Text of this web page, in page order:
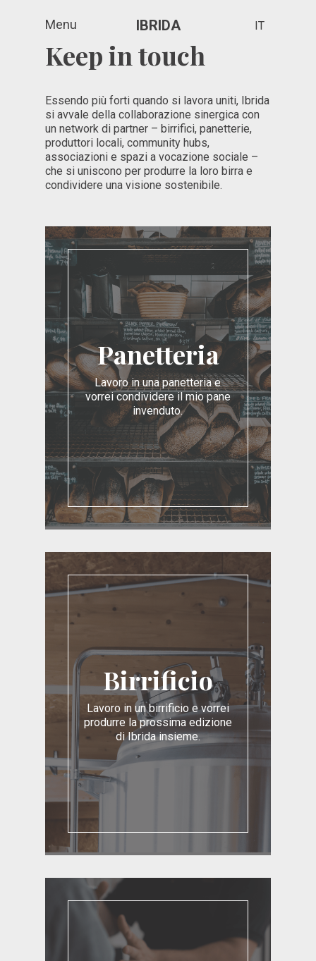
IBRIDA IT
Menu
Keep in touch
Essendo più forti quando si lavora uniti, Ibrida
si avvale della collaborazione sinergica con
un network di partner – birrifici, panetterie,
produttori locali, community hubs,
associazioni e spazi a vocazione sociale –
che si uniscono per produrre la loro birra e
condividere una visione sostenibile.
Panetteria
Lavoro in una panetteria e
vorrei condividere il mio pane
invenduto.
Birrificio
Lavoro in un birrificio e vorrei
produrre la prossima edizione
di Ibrida insieme.